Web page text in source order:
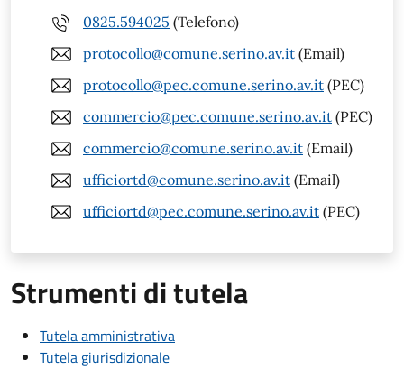
0825.594025 (Telefono)
protocollo@comune.serino.av.it (Email)
protocollo@pec.comune.serino.av.it (PEC)
commercio@pec.comune.serino.av.it (PEC)
commercio@comune.serino.av.it (Email)
ufficiortd@comune.serino.av.it (Email)
ufficiortd@pec.comune.serino.av.it (PEC)
Strumenti di tutela
Tutela amministrativa
Tutela giurisdizionale